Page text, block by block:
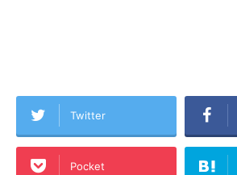
Twitter
Pocket